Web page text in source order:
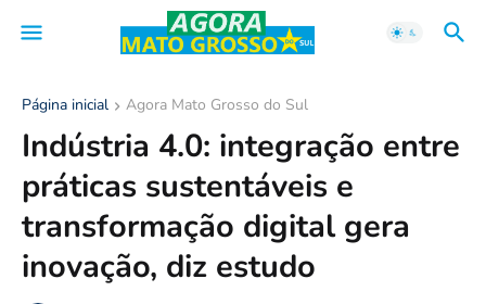
Página inicial Agora Mato Grosso do Sul
Indústria 4.0: integração entre
práticas sustentáveis e
transformação digital gera
inovação, diz estudo